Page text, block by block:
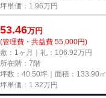
坪単価： 1.96万円
53.46万円
(管理費・共益費 55,000円)
敷：1ヶ月｜礼：106.92万円
所在階：7階
坪数：40.50坪｜面積：133.90㎡
坪単価： 1.32万円